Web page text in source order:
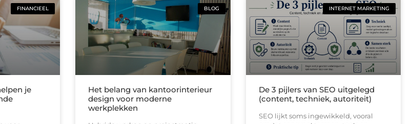
FINANCIEEL
je
BLOG
Het belang van kantoorinterieur
design voor moderne
werkplekken
INTERNET MARKETING
De 3 pijlers van SEO uitgelegd
(content, techniek, autoriteit)
SEO lijkt soms ingewikkeld, vooral